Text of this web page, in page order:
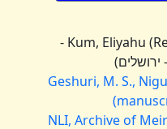
Kum, Eliyahu (Retshitse, 1899 - Jerusalem) -
Geshuri, M. S.,
NLI, Archive of